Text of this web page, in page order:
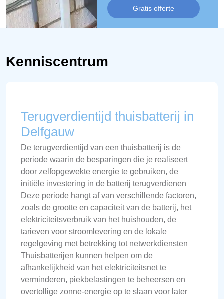
Gratis offerte
Kenniscentrum
Terugverdientijd thuisbatterij in
Delfgauw
De terugverdientijd van een thuisbatterij is de
periode waarin de besparingen die je realiseert
door zelfopgewekte energie te gebruiken, de
initiële investering in de batterij terugverdienen
Deze periode hangt af van verschillende factoren,
zoals de grootte en capaciteit van de batterij, het
elektriciteitsverbruik van het huishouden, de
tarieven voor stroomlevering en de lokale
regelgeving met betrekking tot netwerkdiensten
Thuisbatterijen kunnen helpen om de
afhankelijkheid van het elektriciteitsnet te
verminderen, piekbelastingen te beheersen en
overtollige zonne-energie op te slaan voor later